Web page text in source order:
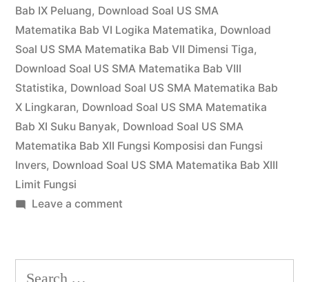
Bab IX Peluang, Download Soal US SMA
Matematika Bab VI Logika Matematika, Download
Soal US SMA Matematika Bab VII Dimensi Tiga,
Download Soal US SMA Matematika Bab VIII
Statistika, Download Soal US SMA Matematika Bab
X Lingkaran, Download Soal US SMA Matematika
Bab XI Suku Banyak, Download Soal US SMA
Matematika Bab XII Fungsi Komposisi dan Fungsi
Invers, Download Soal US SMA Matematika Bab XIII
Limit Fungsi
Leave a commenton
US
Search